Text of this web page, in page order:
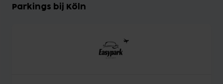
Parkings bij Köln